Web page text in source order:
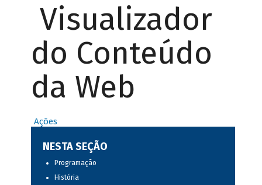
Visualizador
do Conteúdo
da Web
Ações
NESTA SEÇÃO
Programação
História